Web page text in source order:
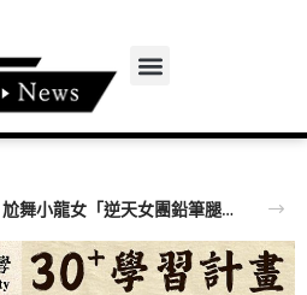
王彩樺擔任味全龍開球嘉賓 尬舞小龍女「逆天女團鉛筆腿」搶鏡